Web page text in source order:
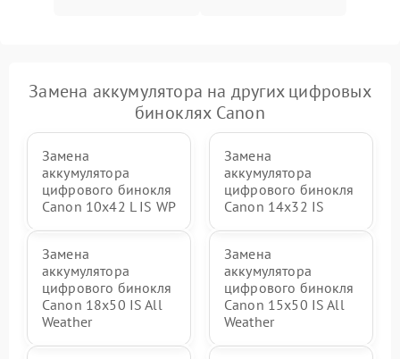
Замена аккумулятора на других цифровых
биноклях Canon
Замена
аккумулятора
цифрового бинокля
Canon 10x42 L IS WP
Замена
аккумулятора
цифрового бинокля
Canon 14x32 IS
Замена
аккумулятора
цифрового бинокля
Canon 18x50 IS All
Weather
Замена
аккумулятора
цифрового бинокля
Canon 15x50 IS All
Weather